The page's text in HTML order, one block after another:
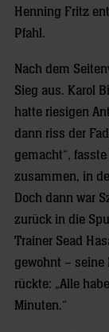
Henning Fritz
Pfahl.
Nach dem
Sieg aus. Karol
hatte riesigen
dann riss der
gemacht“,
zusammen, in
Doch dann war
zurück in die
Trainer Sead
gewohnt –
rückte: „Alle
Minuten.“